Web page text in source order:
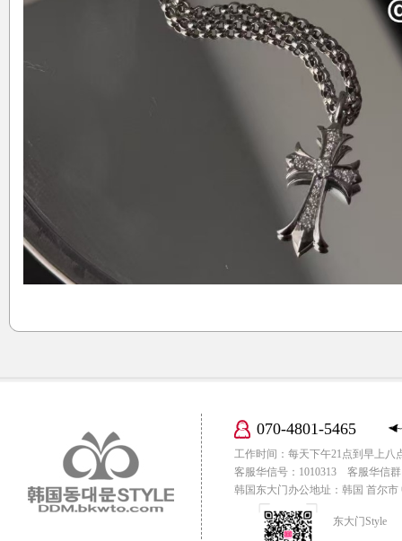
070-4801-5465
工作时间：每天下午21点到早上八
客服华信号：1010313 客服华信
韩国东大门办公地址：韩国 首尔
东大门Style